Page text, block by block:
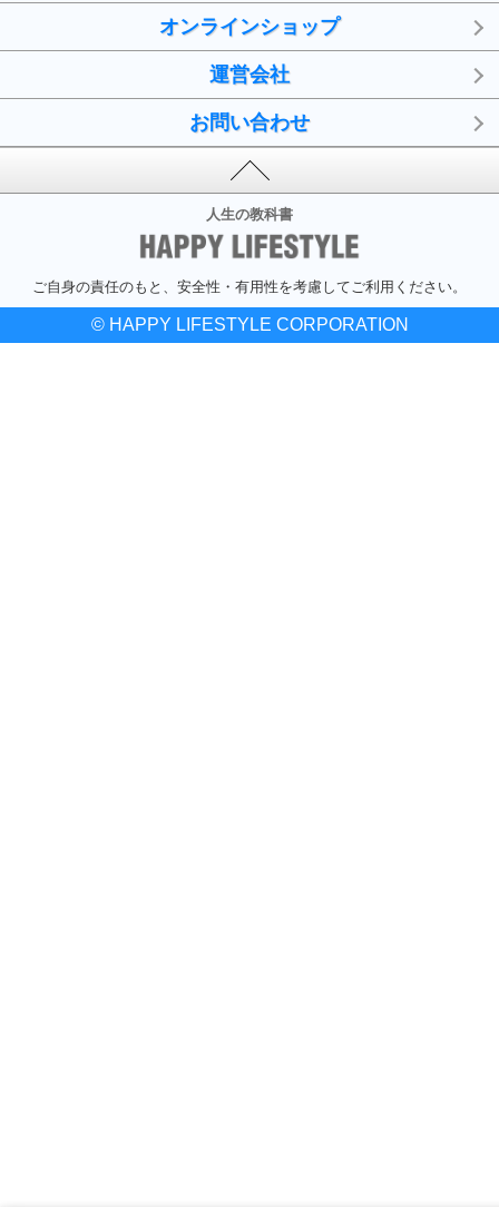
オンラインショップ
運営会社
お問い合わせ
人生の教科書
ご自身の責任のもと、安全性・有用性を考慮してご利用ください。
© HAPPY LIFESTYLE CORPORATION